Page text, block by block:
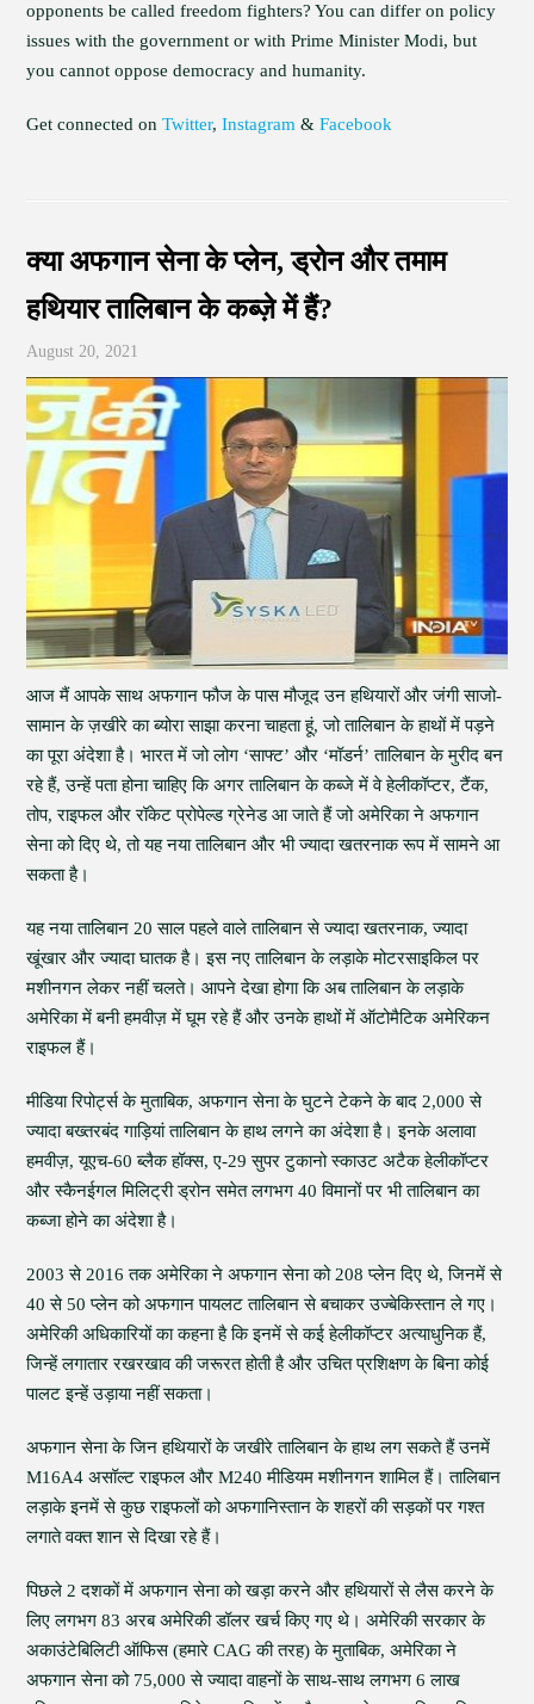
opponents be called freedom fighters? You can differ on policy
issues with the government or with Prime Minister Modi, but
you cannot oppose democracy and humanity.
Get connected onTwitter,Instagram &Facebook
क्या अफगान सेना के प्लेन, ड्रोन और तमाम
हथियार तालिबान के कब्ज़े में हैं?
August 20, 2021
आज मैं आपके साथ अफगान फौज के पास मौजूद उन हथियारों और जंगी साजो-
सामान के ज़खीरे का ब्योरा साझा करना चाहता हूं, जो तालिबान के हाथों में पड़ने
का पूरा अंदेशा है। भारत में जो लोग ‘साफ्ट’ और ‘मॉडर्न’ तालिबान के मुरीद बन
रहे हैं, उन्हें पता होना चाहिए कि अगर तालिबान के कब्जे में वे हेलीकॉप्टर, टैंक,
तोप, राइफल और रॉकेट प्रोपेल्ड ग्रेनेड आ जाते हैं जो अमेरिका ने अफगान
सेना को दिए थे, तो यह नया तालिबान और भी ज्यादा खतरनाक रूप में सामने आ
सकता है।
यह नया तालिबान 20 साल पहले वाले तालिबान से ज्यादा खतरनाक, ज्यादा
खूंखार और ज्यादा घातक है। इस नए तालिबान के लड़ाके मोटरसाइकिल पर
मशीनगन लेकर नहीं चलते। आपने देखा होगा कि अब तालिबान के लड़ाके
अमेरिका में बनी हमवीज़ में घूम रहे हैं और उनके हाथों में ऑटोमैटिक अमेरिकन
राइफल हैं।
मीडिया रिपोर्ट्स के मुताबिक, अफगान सेना के घुटने टेकने के बाद 2,000 से
ज्यादा बख्तरबंद गाड़ियां तालिबान के हाथ लगने का अंदेशा है। इनके अलावा
हमवीज़, यूएच-60 ब्लैक हॉक्स, ए-29 सुपर टुकानो स्काउट अटैक हेलीकॉप्टर
और स्कैनईगल मिलिट्री ड्रोन समेत लगभग 40 विमानों पर भी तालिबान का
कब्जा होने का अंदेशा है।
2003 से 2016 तक अमेरिका ने अफगान सेना को 208 प्लेन दिए थे, जिनमें से
40 से 50 प्लेन को अफगान पायलट तालिबान से बचाकर उज्बेकिस्तान ले गए।
अमेरिकी अधिकारियों का कहना है कि इनमें से कई हेलीकॉप्टर अत्याधुनिक हैं,
जिन्हें लगातार रखरखाव की जरूरत होती है और उचित प्रशिक्षण के बिना कोई
पालट इन्हें उड़ाया नहीं सकता।
अफगान सेना के जिन हथियारों के जखीरे तालिबान के हाथ लग सकते हैं उनमें
M16A4 असॉल्ट राइफल और M240 मीडियम मशीनगन शामिल हैं। तालिबान
लड़ाके इनमें से कुछ राइफलों को अफगानिस्तान के शहरों की सड़कों पर गश्त
लगाते वक्त शान से दिखा रहे हैं।
पिछले 2 दशकों में अफगान सेना को खड़ा करने और हथियारों से लैस करने के
लिए लगभग 83 अरब अमेरिकी डॉलर खर्च किए गए थे। अमेरिकी सरकार के
अकाउंटेबिलिटी ऑफिस (हमारे CAG की तरह) के मुताबिक, अमेरिका ने
अफगान सेना को 75,000 से ज्यादा वाहनों के साथ-साथ लगभग 6 लाख